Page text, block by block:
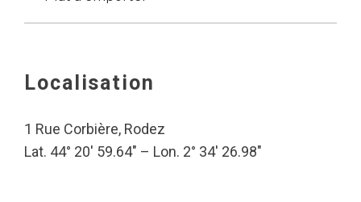
Localisation
1 Rue Corbière, Rodez
Lat. 44° 20′ 59.64″ – Lon. 2° 34′ 26.98″